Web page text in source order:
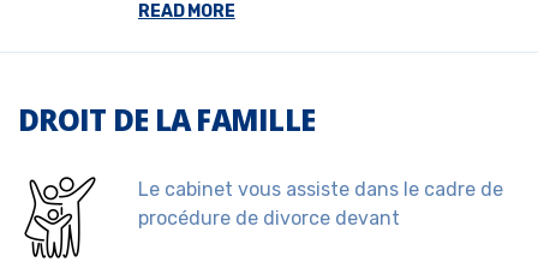
READ MORE
DROIT DE LA FAMILLE
Le cabinet vous assiste dans le cadre de
procédure de divorce devant